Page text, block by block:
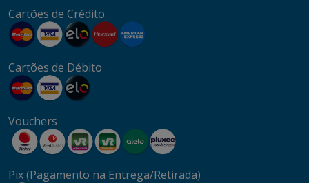
Cartões de Crédito
Cartões de Débito
Vouchers
Pix (Pagamento na Entrega/Retirada)